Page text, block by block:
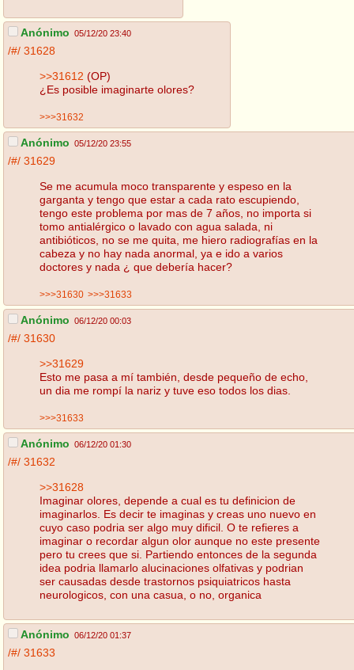
Anónimo 05/12/20 23:40
/#/ 31628
>>31612 (OP)
¿Es posible imaginarte olores?
>>>31632
Anónimo 05/12/20 23:55
/#/ 31629
Se me acumula moco transparente y espeso en la
garganta y tengo que estar a cada rato escupiendo,
tengo este problema por mas de 7 años, no importa si
tomo antialérgico o lavado con agua salada, ni
antibióticos, no se me quita, me hiero radiografías en la
cabeza y no hay nada anormal, ya e ido a varios
doctores y nada ¿ que debería hacer?
>>>31630 >>>31633
Anónimo 06/12/20 00:03
/#/ 31630
>>31629
Esto me pasa a mí también, desde pequeño de echo,
un dia me rompí la nariz y tuve eso todos los dias.
>>>31633
Anónimo 06/12/20 01:30
/#/ 31632
>>31628
Imaginar olores, depende a cual es tu definicion de
imaginarlos. Es decir te imaginas y creas uno nuevo en
cuyo caso podria ser algo muy dificil. O te refieres a
imaginar o recordar algun olor aunque no este presente
pero tu crees que si. Partiendo entonces de la segunda
idea podria llamarlo alucinaciones olfativas y podrian
ser causadas desde trastornos psiquiatricos hasta
neurologicos, con una casua, o no, organica
Anónimo 06/12/20 01:37
/#/ 31633